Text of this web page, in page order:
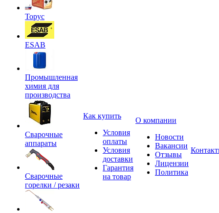
Торус
ESAB
Промышленная
химия для
производства
Сварочные
аппараты
Сварочные
горелки / резаки
Как купить
Условия
оплаты
Условия
доставки
Гарантия
на товар
О компании
Новости
Вакансии
Отзывы
Лицензии
Политика